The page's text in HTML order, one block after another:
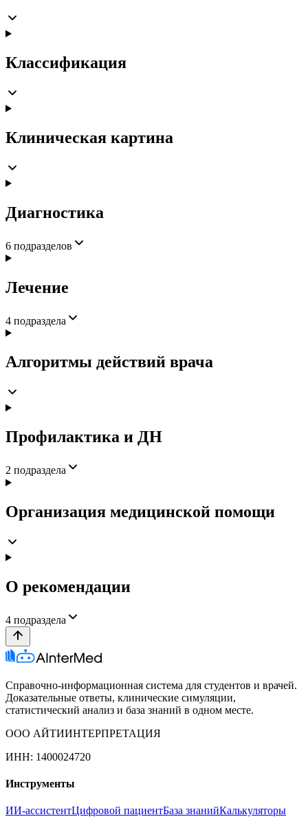
Классификация
Клиническая картина
Диагностика
6 подразделов
Лечение
4 подраздела
Алгоритмы действий врача
Профилактика и ДН
2 подраздела
Организация медицинской помощи
О рекомендации
4 подраздела
Справочно-информационная система для студентов и врачей.
Доказательные ответы, клинические симуляции,
статистический анализ и база знаний в одном месте.
ООО АЙТИИНТЕРПРЕТАЦИЯ
ИНН: 1400024720
Инструменты
ИИ-ассистентЦифровой пациентБаза знанийКалькуляторы